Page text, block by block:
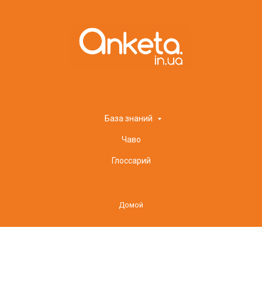
База знаний
Чаво
Глоссарий
Домой